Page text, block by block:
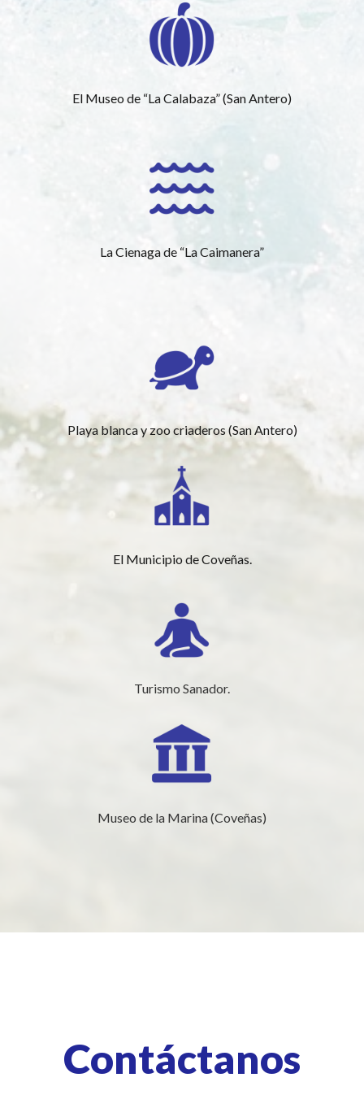
El Museo de “La Calabaza” (San Antero)
La Cienaga de “La Caimanera”
Playa blanca y zoo criaderos (San Antero)
El Municipio de Coveñas.
Turismo Sanador.
Museo de la Marina (Coveñas)
Contáctanos